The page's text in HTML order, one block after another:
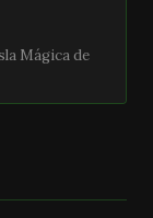
Mágica de